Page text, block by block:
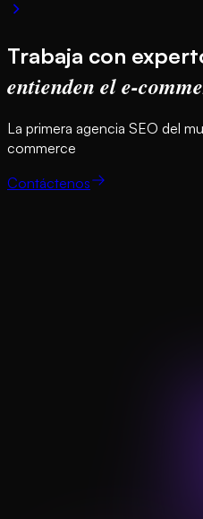
Trabaja con
entienden el e-
La primera agencia SEO del
commerce
Contáctenos